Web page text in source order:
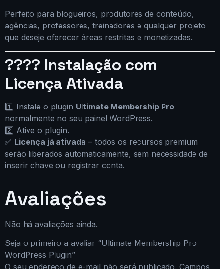
Perfeito para blogueiros, produtores de conteúdo,
agências, professores, treinadores e qualquer projeto
que deseje oferecer áreas restritas e monetizadas.
???? Instalação com
Licença Ativada
1️⃣ Instale o plugin Ultimate Membership Pro
normalmente no seu painel WordPress.
2️⃣ Ative o plugin.
✅ Licença já ativada – todos os recursos premium
serão liberados automaticamente, sem necessidade de
inserir chave ou registrar conta.
Avaliações
Não há avaliações ainda.
Seja o primeiro a avaliar “Ultimate Membership Pro
WordPress Plugin”
O seu endereço de e-mail não será publicado. Campos